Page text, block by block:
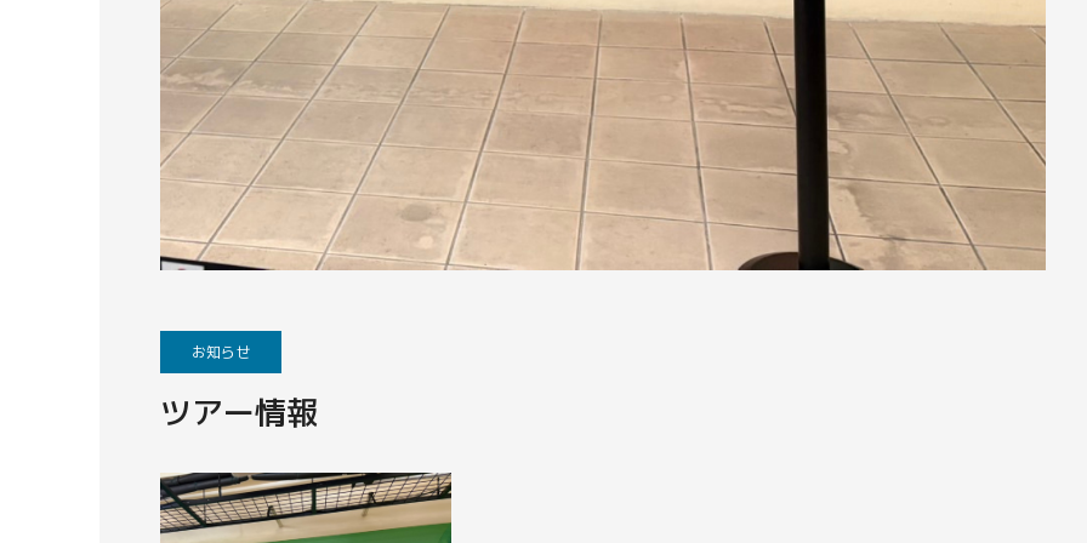
お知らせ
ツアー情報